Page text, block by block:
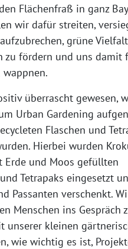
Flächenfraß in ganz
wir dafür streiten,
grüne
zu fördern und uns damit
überrascht gewesen,
Urban Gardening
Flaschen und
Hierbei wurden
Erde und Moos gefüllten
Tetrapaks eingesetzt
Passanten verschenkt.
Menschen ins Gespräch
unserer kleinen
wie wichtig es ist,